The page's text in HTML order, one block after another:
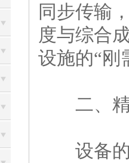
同步传输
度与综合
设施的“刚
二、精
设备的